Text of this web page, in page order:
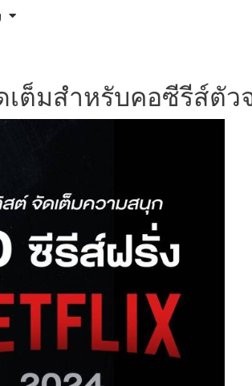
ต็มสำหรับคอซีรีส์ตัว